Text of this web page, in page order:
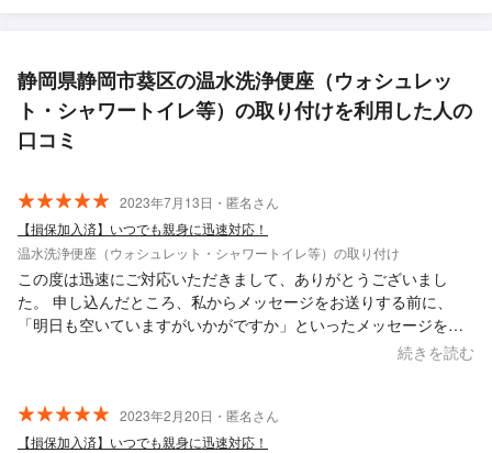
静岡県静岡市葵区の温水洗浄便座（ウォシュレッ
ト・シャワートイレ等）の取り付けを利用した人の
口コミ
2023年7月13日・匿名さん
【損保加入済】いつでも親身に迅速対応！
温水洗浄便座（ウォシュレット・シャワートイレ等）の取り付け
この度は迅速にご対応いただきまして、ありがとうございまし
た。 申し込んだところ、私からメッセージをお送りする前に、
「明日も空いていますがいかがですか」といったメッセージを頂
くなど、対応がとても早かったです。 またの機会がありましたら
続きを読む
2023年2月20日・匿名さん
【損保加入済】いつでも親身に迅速対応！